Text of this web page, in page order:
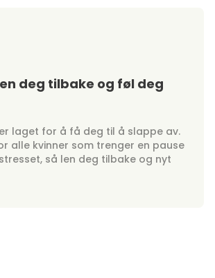
deg tilbake og føl deg
laget for å få deg til å slappe av.
alle kvinner som trenger en pause
så len deg tilbake og nyt